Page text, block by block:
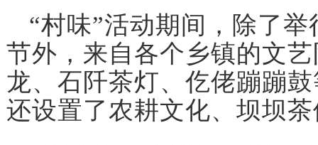
“村味”活动期间，除了
节外，来自各个乡镇的文
龙、石阡茶灯、仡佬蹦蹦
还设置了农耕文化、坝坝